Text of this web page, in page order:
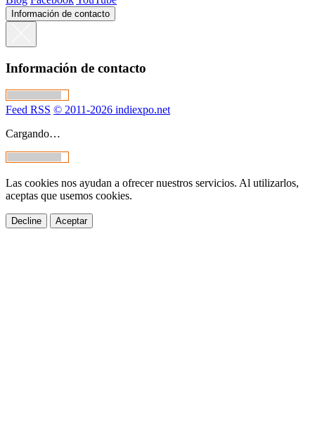
Información de contacto
Información de contacto
Feed RSS © 2011-2026 indiexpo.net
Cargando…
Las cookies nos ayudan a ofrecer nuestros servicios. Al utilizarlos,
aceptas que usemos cookies.
Decline Aceptar